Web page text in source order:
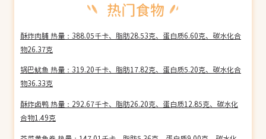
酥炸肉脯 热量：388.05千卡、脂肪28.53克、蛋白质6.60克、碳水化合
物26.37克
锅巴鱿鱼 热量：319.20千卡、脂肪17.82克、蛋白质5.20克、碳水化合
物36.33克
酥炸卤鸭 热量：292.67千卡、脂肪26.20克、蛋白质12.85克、碳水化
合物1.49克